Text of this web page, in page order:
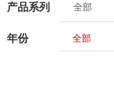
产品系列 全部
年份 全部